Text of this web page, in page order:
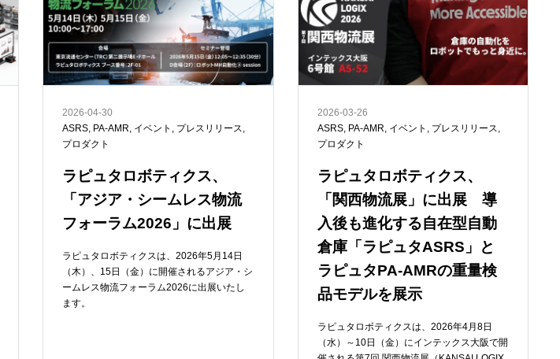
2026-04-30
ASRS, PA-AMR, イベント , プレスリリース,
プロダクト
ラピュタロボティクス、
「アジア・シームレス物流
フォーラム2026」に出展
ラピュタロボティクスは、2026年5月14日
（木）、15日（金）に開催されるアジア・シ
ームレス物流フォーラム2026に出展いたし
ます。
2026-03-26
ASRS, PA-AMR, イベント , プレスリリース,
プロダクト
ラピュタロボティクス、
「関西物流展」に出展 導
入後も進化する自在型自動
倉庫「ラピュタASRS」と
ラピュタPA-AMRの重量検
品モデルを展示
ラピュタロボティクスは、2026年4月8日
（水）～10日（金）にインテックス大阪で開